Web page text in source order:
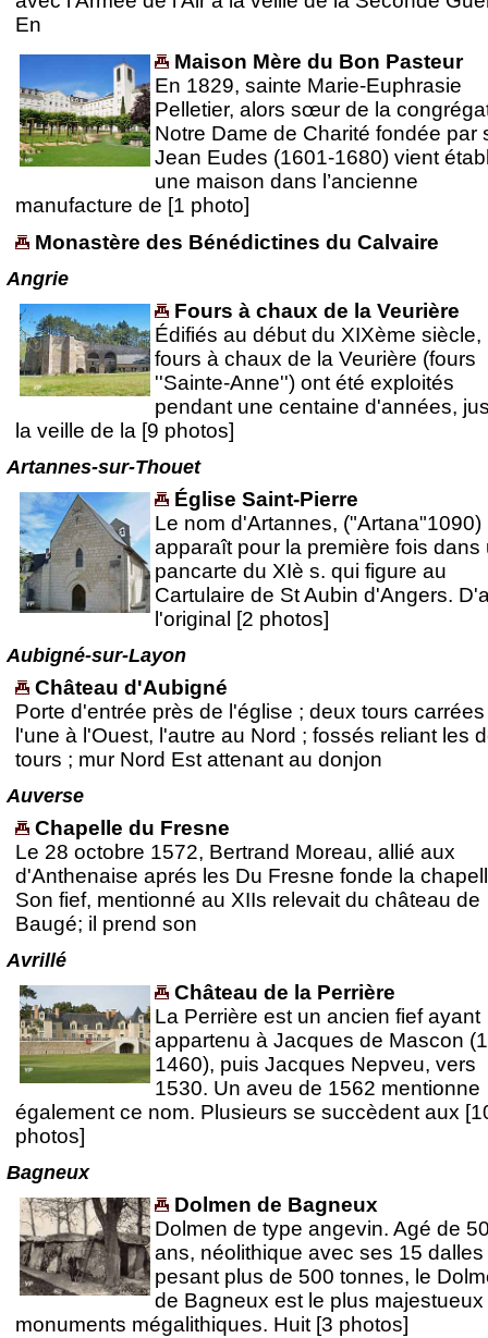
En
Maison Mère du Bon Pasteur
En 1829, sainte Marie-Euphrasie
Pelletier, alors sœur de la
Notre Dame de Charité fondée par
Jean Eudes (1601-1680) vient
une maison dans l’ancienne
manufacture de [1 photo]
Monastère des Bénédictines du Calvaire
Angrie
Fours à chaux de la Veurière
Édifiés au début du XIXème siècle,
fours à chaux de la Veurière (fours
''Sainte-Anne'') ont été exploités
pendant une centaine d'années,
la veille de la [9 photos]
Artannes-sur-Thouet
Église Saint-Pierre
Le nom d'Artannes, ("Artana"1090)
apparaît pour la première fois dans
pancarte du XIè s. qui figure au
Cartulaire de St Aubin d'Angers.
l'original [2 photos]
Aubigné-sur-Layon
Château d'Aubigné
Porte d'entrée près de l'église ; deux tours carrées
l'une à l'Ouest, l'autre au Nord ; fossés reliant les
tours ; mur Nord Est attenant au donjon
Auverse
Chapelle du Fresne
Le 28 octobre 1572, Bertrand Moreau, allié aux
d'Anthenaise aprés les Du Fresne fonde la
Son fief, mentionné au XIIs relevait du château de
Baugé; il prend son
Avrillé
Château de la Perrière
La Perrière est un ancien fief ayant
appartenu à Jacques de Mascon
1460), puis Jacques Nepveu, vers
1530. Un aveu de 1562 mentionne
également ce nom. Plusieurs se succèdent aux
photos]
Bagneux
Dolmen de Bagneux
Dolmen de type angevin. Agé de
ans, néolithique avec ses 15 dalles
pesant plus de 500 tonnes, le
de Bagneux est le plus
monuments mégalithiques. Huit [3 photos]